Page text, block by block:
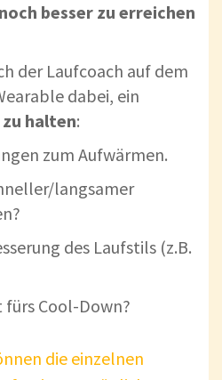
besser zu erreichen
der Laufcoach auf dem
dabei, ein
halten:
zum Aufwärmen.
langsamer
des Laufstils (z.B.
fürs Cool-Down?
die einzelnen